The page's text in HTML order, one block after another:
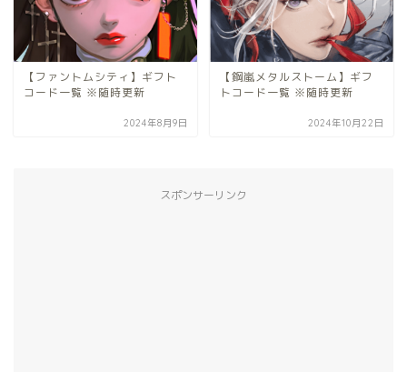
【ファントムシティ】ギフト
コード一覧 ※随時更新
2024年8月9日
【鋼嵐メタルストーム】ギフ
トコード一覧 ※随時更新
2024年10月22日
スポンサーリンク